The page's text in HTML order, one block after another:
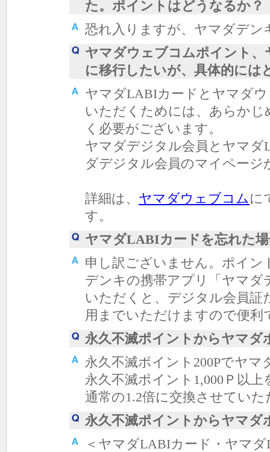
た。ポイントはどうなるか？
恐れ入りますが、ヤマダデン
ヤマダウェブコムポイント
に移行したいが、具体的には
ヤマダLABIカードとヤマダ
いただくためには、あらか
く必要がございます。
ヤマダデジタル会員とヤマ
ダデジタル会員のマイページ
詳細は、 ヤマダウェブコムに
す。
ヤマダLABIカードを忘れた
申し訳ございません。ポイ
デンキの携帯アプリ「ヤマダ
いただくと、デジタル会員証
用までいただけますので便利
永久不滅ポイントからヤマダ
永久不滅ポイント200Pでヤ
永久不滅ポイント1,000Ｐ以
通常の1.2倍に交換させてい
永久不滅ポイントからヤマダ
＜ヤマダLABIカード・ヤマ